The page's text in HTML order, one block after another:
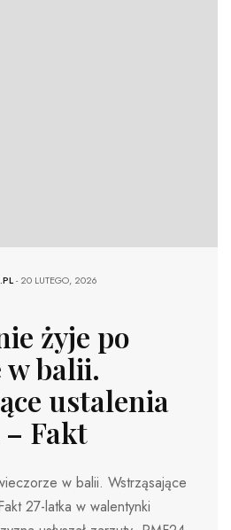
-20 LUTEGO, 2026
żyje po
w balii.
ustalenia
Fakt
w balii. Wstrząsające
27-latka w walentynki